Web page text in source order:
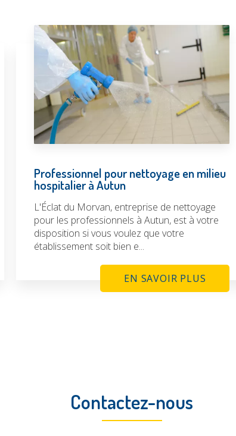
Professionnel pour nettoyage en milieu
hospitalier à Autun
L'Éclat du Morvan, entreprise de nettoyage
pour les professionnels à Autun, est à votre
disposition si vous voulez que votre
établissement soit bien e...
EN SAVOIR PLUS
Contactez-nous